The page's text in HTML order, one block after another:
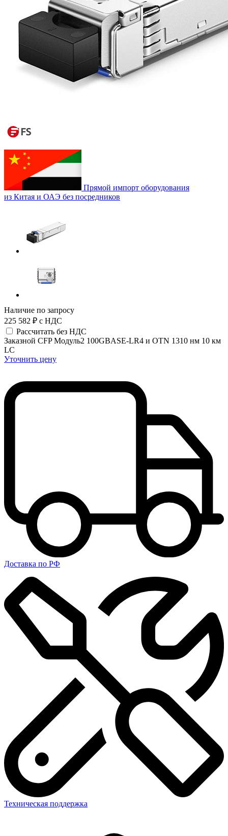
Прямой импорт оборудования
из Китая и ОАЭ без посредников
Наличие по запросу
225 582 ₽ с НДС
Рассчитать без НДС
Заказной CFP Модуль2 100GBASE-LR4 и OTN 1310 нм 10 км
LC
Уточнить цену
Доставка по РФ
Техническая поддержка